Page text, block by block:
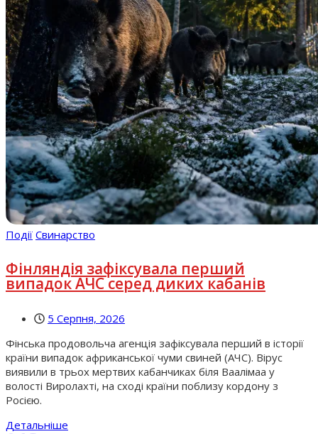
Події Свинарство
Фінляндія зафіксувала перший
випадок АЧС серед диких кабанів
5 Серпня, 2026
Фінська продовольча агенція зафіксувала перший в історії
країни випадок африканської чуми свиней (АЧС). Вірус
виявили в трьох мертвих кабанчиках біля Ваалімаа у
волості Виролахті, на сході країни поблизу кордону з
Росією.
Детальніше